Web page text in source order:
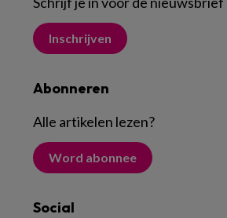
Inschrijven
Abonneren
Alle artikelen lezen?
Word abonnee
Social